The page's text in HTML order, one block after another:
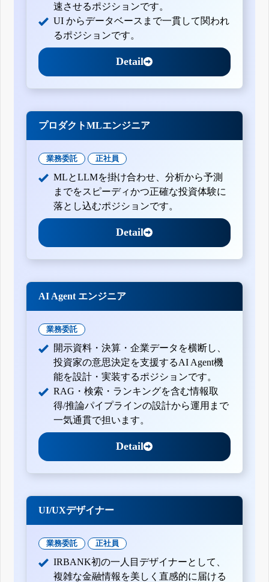
速させるポジションです。
UI からデータベースまで一貫して関われ
るポジションです。
Detail
プロダクトMLエンジニア
業務委託 正社員
MLとLLMを掛け合わせ、分析から予測
までをスピーディかつ正確な投資体験に
落とし込むポジションです。
Detail
AI Agent エンジニア
業務委託
開示資料・決算・企業データを横断し、
投資家の意思決定を支援するAI Agent機
能を設計・実装するポジションです。
RAG・検索・ランキングを含む情報取
得/推論パイプラインの設計から運用まで
一気通貫で担います。
Detail
UI/UXデザイナー
業務委託 正社員
IRBANK初の一人目デザイナーとして、
複雑な金融情報を美しく直感的に届ける